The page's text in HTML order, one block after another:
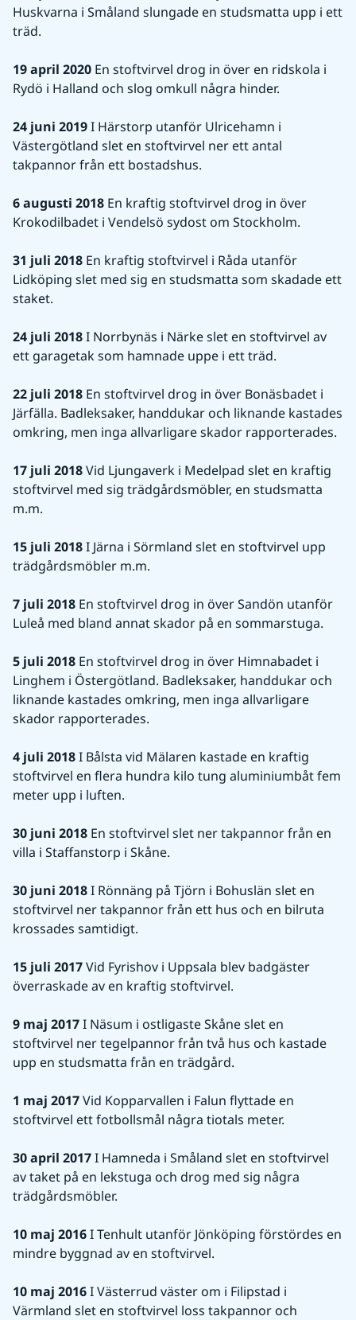
Huskvarna i Småland slungade en studsmatta upp i ett
träd.
19 april 2020 En stoftvirvel drog in över en ridskola i
Rydö i Halland och slog omkull några hinder.
24 juni 2019 I Härstorp utanför Ulricehamn i
Västergötland slet en stoftvirvel ner ett antal
takpannor från ett bostadshus.
6 augusti 2018 En kraftig stoftvirvel drog in över
Krokodilbadet i Vendelsö sydost om Stockholm.
31 juli 2018 En kraftig stoftvirvel i Råda utanför
Lidköping slet med sig en studsmatta som skadade ett
staket.
24 juli 2018 I Norrbynäs i Närke slet en stoftvirvel av
ett garagetak som hamnade uppe i ett träd.
22 juli 2018 En stoftvirvel drog in över Bonäsbadet i
Järfälla. Badleksaker, handdukar och liknande kastades
omkring, men inga allvarligare skador rapporterades.
17 juli 2018 Vid Ljungaverk i Medelpad slet en kraftig
stoftvirvel med sig trädgårdsmöbler, en studsmatta
m.m.
15 juli 2018 I Järna i Sörmland slet en stoftvirvel upp
trädgårdsmöbler m.m.
7 juli 2018 En stoftvirvel drog in över Sandön utanför
Luleå med bland annat skador på en sommarstuga.
5 juli 2018 En stoftvirvel drog in över Himnabadet i
Linghem i Östergötland. Badleksaker, handdukar och
liknande kastades omkring, men inga allvarligare
skador rapporterades.
4 juli 2018 I Bålsta vid Mälaren kastade en kraftig
stoftvirvel en flera hundra kilo tung aluminiumbåt fem
meter upp i luften.
30 juni 2018 En stoftvirvel slet ner takpannor från en
villa i Staffanstorp i Skåne.
30 juni 2018 I Rönnäng på Tjörn i Bohuslän slet en
stoftvirvel ner takpannor från ett hus och en bilruta
krossades samtidigt.
15 juli 2017 Vid Fyrishov i Uppsala blev badgäster
överraskade av en kraftig stoftvirvel.
9 maj 2017 I Näsum i ostligaste Skåne slet en
stoftvirvel ner tegelpannor från två hus och kastade
upp en studsmatta från en trädgård.
1 maj 2017 Vid Kopparvallen i Falun flyttade en
stoftvirvel ett fotbollsmål några tiotals meter.
30 april 2017 I Hamneda i Småland slet en stoftvirvel
av taket på en lekstuga och drog med sig några
trädgårdsmöbler.
10 maj 2016 I Tenhult utanför Jönköping förstördes en
mindre byggnad av en stoftvirvel.
10 maj 2016 I Västerrud väster om i Filipstad i
Värmland slet en stoftvirvel loss takpannor och